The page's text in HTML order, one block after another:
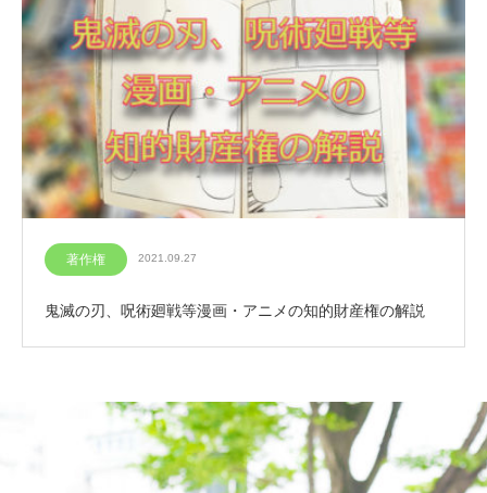
著作権 2021.09.27
鬼滅の刃、呪術廻戦等漫画・アニメの知的財産権の解説